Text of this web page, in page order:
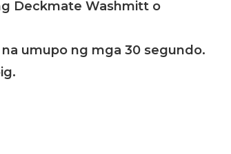
Deckmate Washmitt o
na umupo ng mga 30 segundo.